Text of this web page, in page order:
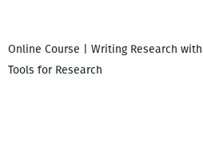
Online Course | Writing Research with
Tools for Research